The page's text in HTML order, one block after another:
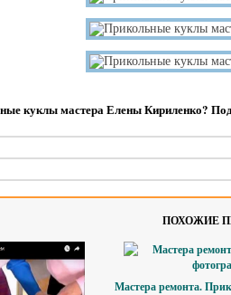
куклы мастера Елены Кириленко?
ПОХОЖИЕ
Мастера ремонта.